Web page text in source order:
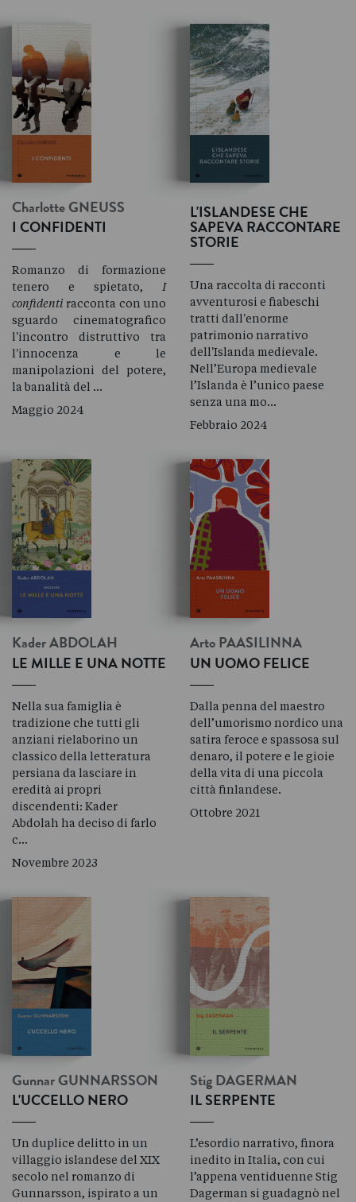
Charlotte GNEUSS
I CONFIDENTI
Romanzo di formazione
tenero e spietato, I
confidentiracconta con uno
sguardo cinematografico
l'incontro distruttivo tra
l'innocenza e le
manipolazioni del potere,
la banalità del …
Maggio 2024
L'ISLANDESE CHE
SAPEVA RACCONTARE
STORIE
Una raccolta di racconti
avventurosi e fiabeschi
tratti dall'enorme
patrimonio narrativo
dell'Islanda medievale.
Nell’Europa medievale
l’Islanda è l’unico paese
senza una mo…
Febbraio 2024
Kader ABDOLAH
LE MILLE E UNA NOTTE
Nella sua famiglia è
tradizione che tutti gli
anziani rielaborino un
classico della letteratura
persiana da lasciare in
eredità ai propri
discendenti: Kader
Abdolah ha deciso di farlo
c…
Novembre 2023
Arto PAASILINNA
UN UOMO FELICE
Dalla penna del maestro
dell’umorismo nordico una
satira feroce e spassosa sul
denaro, il potere e le gioie
della vita di una piccola
città finlandese.
Ottobre 2021
Gunnar GUNNARSSON
L'UCCELLO NERO
Un duplice delitto in un
villaggio islandese del XIX
secolo nel romanzo di
Gunnarsson, ispirato a un
Stig DAGERMAN
IL SERPENTE
L’esordio narrativo, finora
inedito in Italia, con cui
l’appena ventiduenne Stig
Dagerman si guadagnò nel